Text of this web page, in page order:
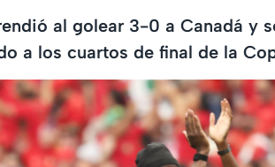
al golear 3-0 a Canadá y
a los cuartos de final de la